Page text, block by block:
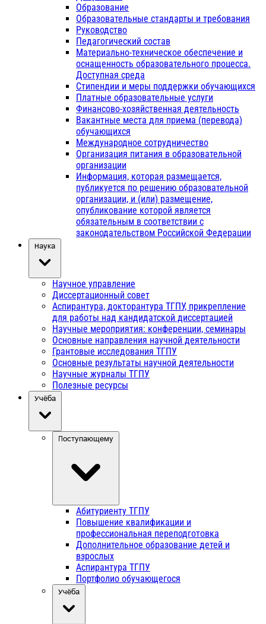
Образование
Образовательные стандарты и требования
Руководство
Педагогический состав
Материально-техническое обеспечение и
оснащенность образовательного процесса.
Доступная среда
Стипендии и меры поддержки обучающихся
Платные образовательные услуги
Финансово-хозяйственная деятельность
Вакантные места для приема (перевода)
обучающихся
Международное сотрудничество
Организация питания в образовательной
организации
Информация, которая размещается,
публикуется по решению образовательной
организации, и (или) размещение,
опубликование которой является
обязательным в соответствии с
законодательством Российской Федерации
Наука
Научное управление
Диссертационный совет
Аспирантура, докторантура ТГПУ, прикрепление
для работы над кандидатской диссертацией
Научные мероприятия: конференции, семинары
Основные направления научной деятельности
Грантовые исследования ТГПУ
Основные результаты научной деятельности
Научные журналы ТГПУ
Полезные ресурсы
Учёба
Поступающему
Абитуриенту ТГПУ
Повышение квалификации и
профессиональная переподготовка
Дополнительное образование детей и
взрослых
Аспирантура ТГПУ
Портфолио обучающегося
Учёба